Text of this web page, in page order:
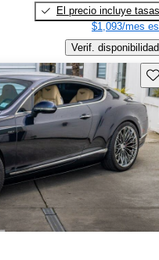
El precio incluye tasas
$1,093/mes
Verif. disponibilidad